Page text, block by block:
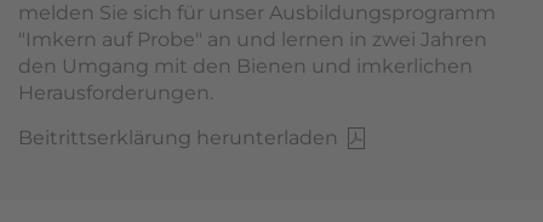
melden Sie sich für unser Ausbildungsprogramm
"Imkern auf Probe" an und lernen in zwei Jahren
den Umgang mit den Bienen und imkerlichen
Herausforderungen.
Beitrittserklärung herunterladen